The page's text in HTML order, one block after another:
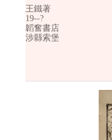
王鐵著
19--?
韜奮書店
涉縣索堡